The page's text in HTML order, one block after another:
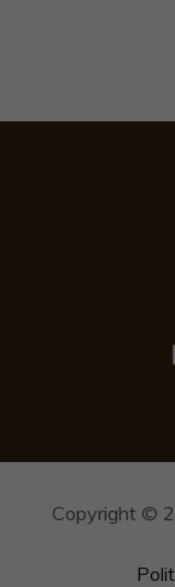
Copyright ©